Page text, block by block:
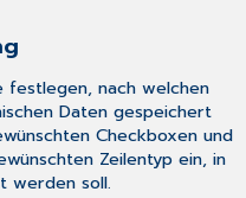
festlegen, nach welchen
Daten gespeichert
Checkboxen und
Zeilentyp ein, in
werden soll.